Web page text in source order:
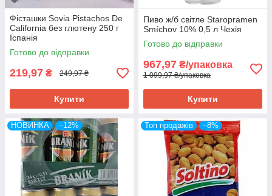
Фісташки Sovia Pistachos De
California без глютену 250 г
Іспанія
Готово до відправки
219,97 ₴ 249,97 ₴
Купити
Пиво ж/б світле Staropramen
Smíchov 10% 0,5 л Чехія
Готово до відправки
967,97 ₴/упаковка
1 099,97 ₴/упаковка
Купити
НОВИНКА –12% Топ продажів –8%